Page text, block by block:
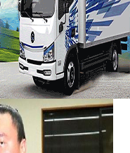
情猛烈袭击